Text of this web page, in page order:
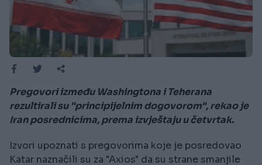
Pregovori između Washingtona i Teherana
rezultirali su "principijelnim dogovorom", rekao je
Iran posrednicima, prema izvještaju u četvrtak.
Izvori upoznati s pregovorima koje je posredovao
Katar naznačili su za "Axios" da su strane smanjile